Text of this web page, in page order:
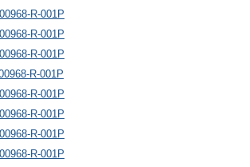
R-001P
R-001P
R-001P
R-001P
R-001P
R-001P
R-001P
R-001P